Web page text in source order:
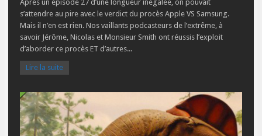
Après un épisode 27 d’une longueur inégalée, on pouvait
s’attendre au pire avec le verdict du procès Apple VS Samsung.
Mais il n’en est rien. Nos vaillants podcasteurs de l’extrême, à
savoir Jérôme, Nicolas et Monsieur Smith ont réussis l’exploit
d’aborder ce procès ET d’autres...
Lire la suite